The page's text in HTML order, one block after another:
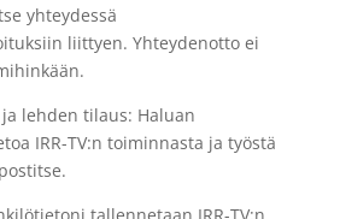
yhteydessä
liittyen. Yhteydenotto ei
lehden tilaus: Haluan
IRR-TV:n toiminnasta ja työstä